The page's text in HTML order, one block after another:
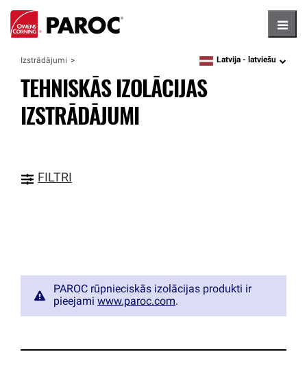
Izstrādājumi language
Latvija - latviešu
TEHNISKĀS IZOLĀCIJAS
IZSTRĀDĀJUMI
FILTRI
PAROC rūpnieciskās izolācijas produkti ir
pieejami www.paroc.com.